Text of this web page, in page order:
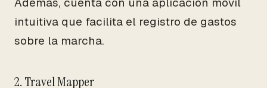
intuitiva que facilita el registro de gastos
sobre la marcha.
2. Travel Mapper